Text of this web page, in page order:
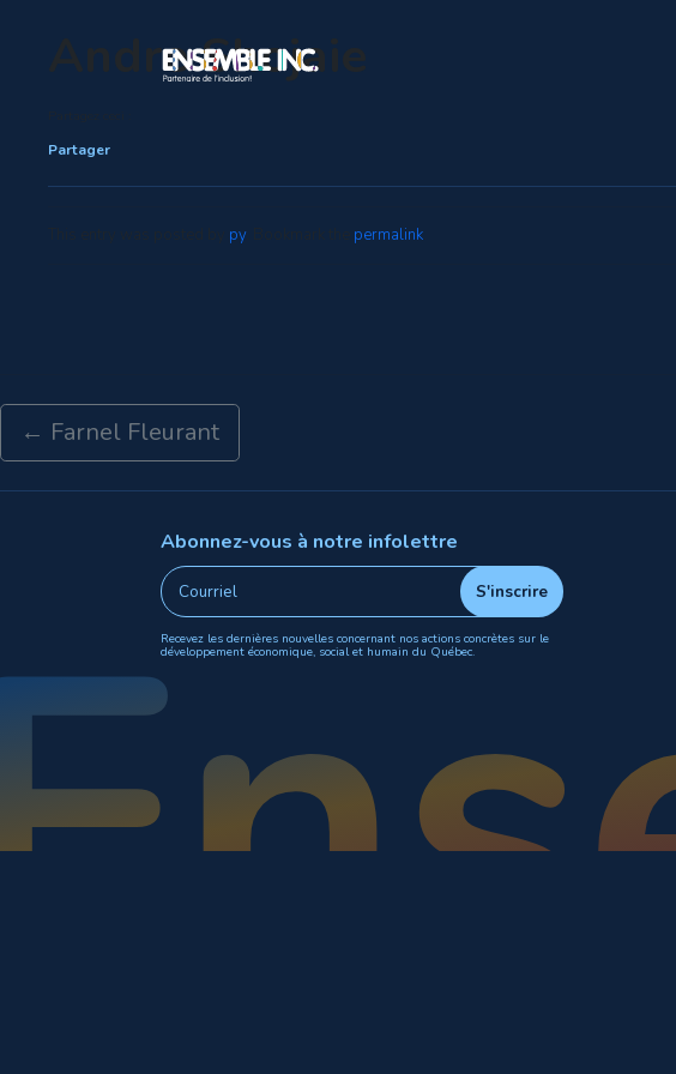
Andre Shojaie
Partager
py. Bookmark the permalink
← Farnel Fleurant
Abonnez-vous à notre infolettre
Recevez les dernières nouvelles concernant nos actions concrètes sur le
développement économique, social et humain du Québec.